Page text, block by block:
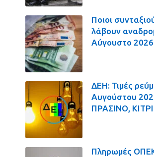
Ποιοι
λάβουν
Αύγουστο 2026
ΔΕΗ: Τιμές
Αυγούστου
ΠΡΑΣΙΝΟ,
Πληρωμές